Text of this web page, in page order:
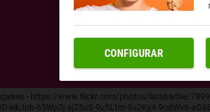
- https://www.flickr.com/photos/larabarbie/
eikJob-65Wp3j-ajZ5uS-9u5Ltm-9u2Ky4-9odWv6-
CONFIGURAR